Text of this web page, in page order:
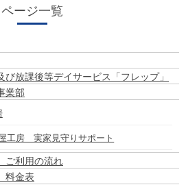
ページ一覧
放課後等デイサービス「フレップ」
業部
工房 実家見守りサポート
利用の流れ
料金表